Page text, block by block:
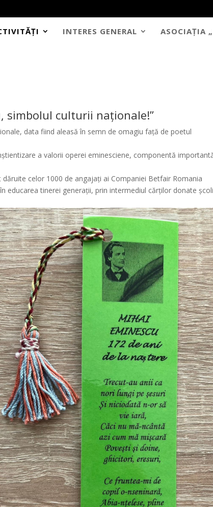
INTERES GENERAL ASOCIAȚIA
simbolul culturii naționale!”
data fiind aleasă în semn de omagiu faţă de poetul
a valorii operei eminesciene, componentă
celor 1000 de angajați ai Companiei Betfair Romania
educarea tinerei generații, prin intermediul cărților donate